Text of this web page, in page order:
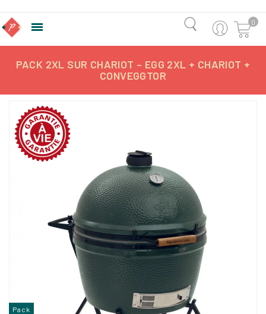
 0
PACK 2XL SUR CHARIOT – EGG 2XL + CHARIOT +
CONVEGGTOR
-11,00 €
Pack